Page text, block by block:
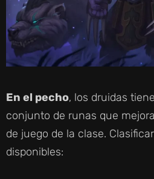
En el pecho, los druidas
conjunto de runas que
de juego de la clase.
disponibles: